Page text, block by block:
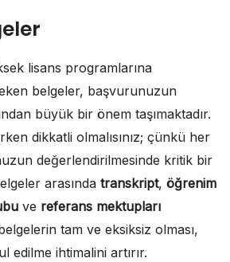
lisans programlarına
belgeler, başvurunuzun
büyük bir önem taşımaktadır.
dikkatli olmalısınız; çünkü her
değerlendirilmesinde kritik bir
arasında transkript, öğrenim
ve referans mektupları
tam ve eksiksiz olması,
edilme ihtimalini artırır.